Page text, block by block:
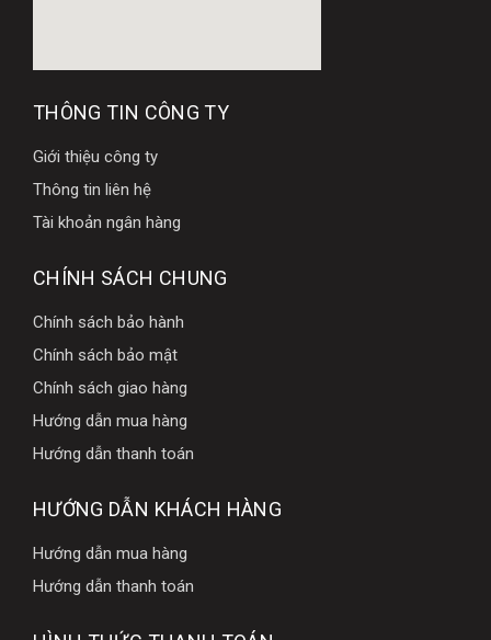
THÔNG TIN CÔNG TY
Giới thiệu công ty
Thông tin liên hệ
Tài khoản ngân hàng
CHÍNH SÁCH CHUNG
Chính sách bảo hành
Chính sách bảo mật
Chính sách giao hàng
Hướng dẫn mua hàng
Hướng dẫn thanh toán
HƯỚNG DẪN KHÁCH HÀNG
Hướng dẫn mua hàng
Hướng dẫn thanh toán